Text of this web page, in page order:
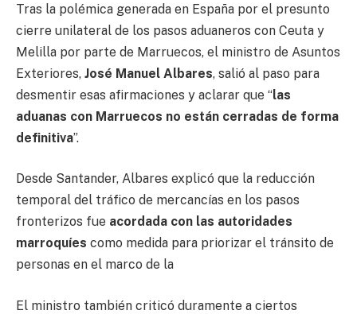
Tras la polémica generada en España por el presunto
cierre unilateral de los pasos aduaneros con Ceuta y
Melilla por parte de Marruecos, el ministro de Asuntos
Exteriores, José Manuel Albares, salió al paso para
desmentir esas afirmaciones y aclarar que “las
aduanas con Marruecos no están cerradas de forma
definitiva”.
Desde Santander, Albares explicó que la reducción
temporal del tráfico de mercancías en los pasos
fronterizos fue acordada con las autoridades
marroquíes como medida para priorizar el tránsito de
personas en el marco de la
El ministro también criticó duramente a ciertos